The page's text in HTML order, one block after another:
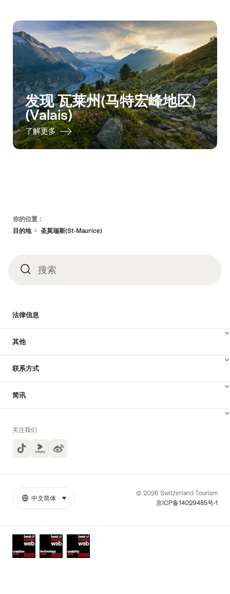
发现 瓦莱州(马特宏峰地区)
(Valais)
了解更多
你的位置：
目的地
圣莫瑞斯(St-Maurice)
搜 搜索
法律信息
其他
联系方式
简讯
关注我们
TikTokYuoku
Awards
More
© 2026 Switzerland Tourism
京ICP备14029485号-1
中文简体 select (click to display)